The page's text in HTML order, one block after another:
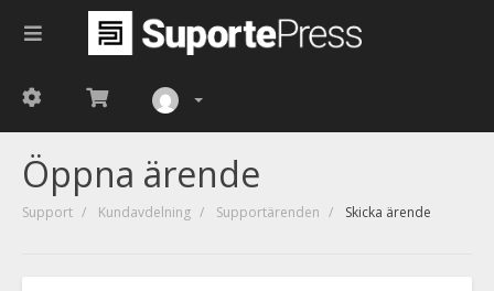
Öppna ärende
Support Kundavdelning Supportärenden Skicka ärende